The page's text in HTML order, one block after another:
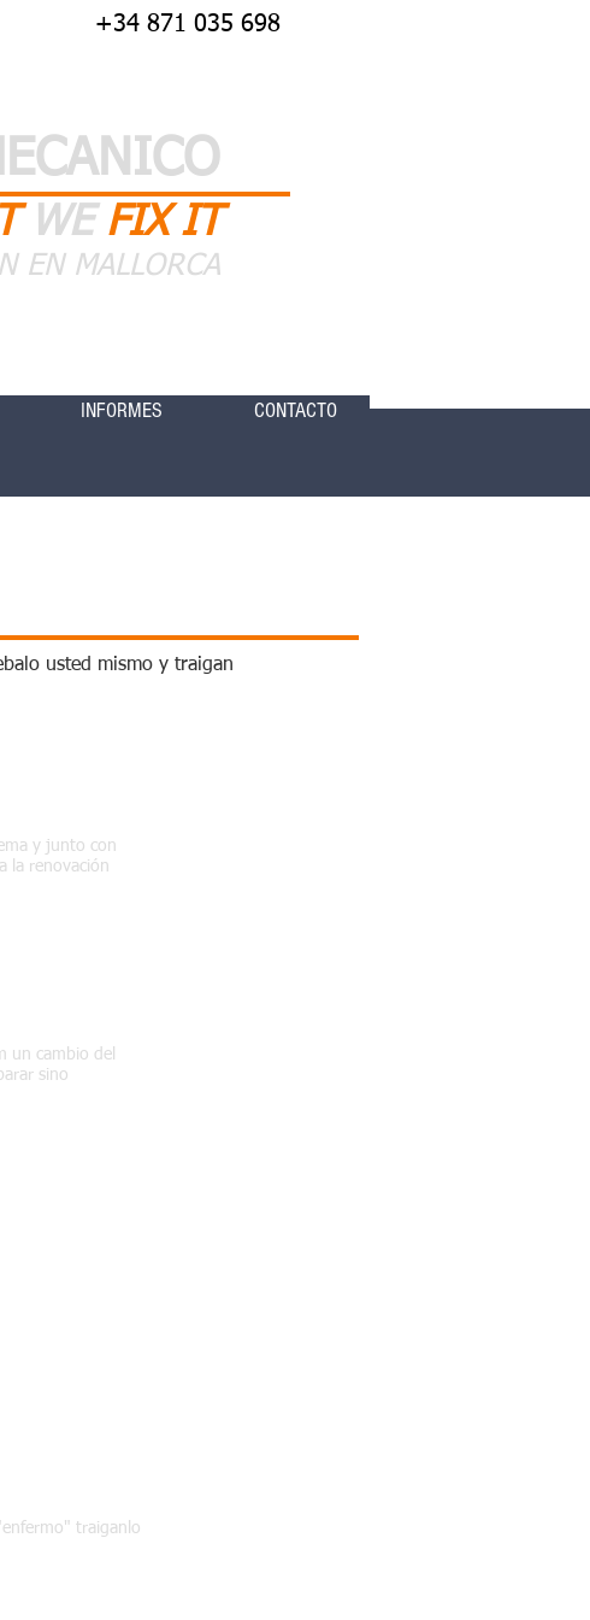
+34 871 035 698
WE FIX IT
EN MALLORCA
INFORMES CONTACTO
traiganlo
un cambio del
sino
usted mismo y traigan
y junto con
la renovación